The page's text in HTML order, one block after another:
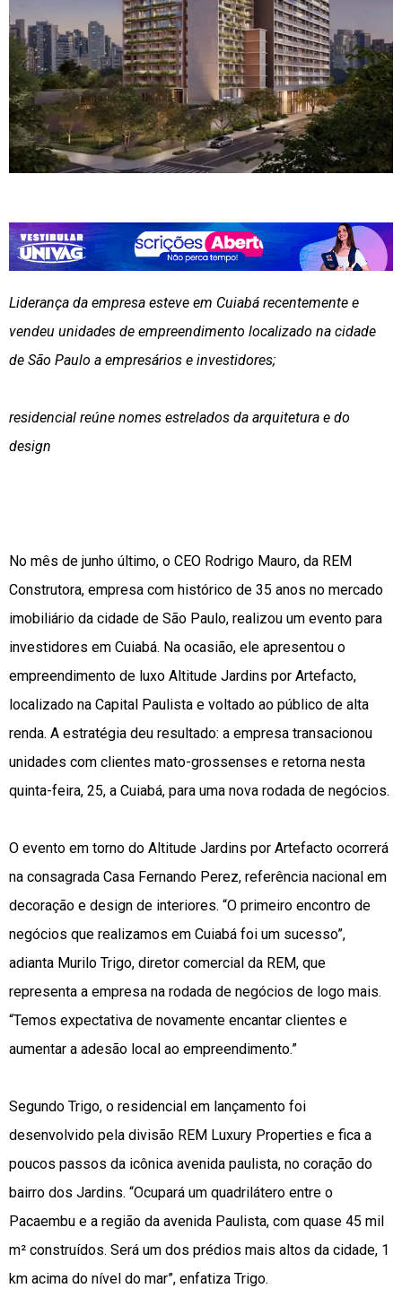
Liderança da empresa esteve em Cuiabá recentemente e
vendeu unidades de empreendimento localizado na cidade
de São Paulo a empresários e investidores;
residencial reúne nomes estrelados da arquitetura e do
design
No mês de junho último, o CEO Rodrigo Mauro, da REM
Construtora, empresa com histórico de 35 anos no mercado
imobiliário da cidade de São Paulo, realizou um evento para
investidores em Cuiabá. Na ocasião, ele apresentou o
empreendimento de luxo Altitude Jardins por Artefacto,
localizado na Capital Paulista e voltado ao público de alta
renda. A estratégia deu resultado: a empresa transacionou
unidades com clientes mato-grossenses e retorna nesta
quinta-feira, 25, a Cuiabá, para uma nova rodada de negócios.
O evento em torno do Altitude Jardins por Artefacto ocorrerá
na consagrada Casa Fernando Perez, referência nacional em
decoração e design de interiores. “O primeiro encontro de
negócios que realizamos em Cuiabá foi um sucesso”,
adianta Murilo Trigo, diretor comercial da REM, que
representa a empresa na rodada de negócios de logo mais.
“Temos expectativa de novamente encantar clientes e
aumentar a adesão local ao empreendimento.”
Segundo Trigo, o residencial em lançamento foi
desenvolvido pela divisão REM Luxury Properties e fica a
poucos passos da icônica avenida paulista, no coração do
bairro dos Jardins. “Ocupará um quadrilátero entre o
Pacaembu e a região da avenida Paulista, com quase 45 mil
m² construídos. Será um dos prédios mais altos da cidade, 1
km acima do nível do mar”, enfatiza Trigo.